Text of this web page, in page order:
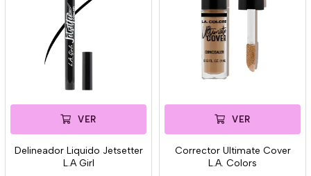
VER
Delineador Liquido Jetsetter
L.A Girl
VER
Corrector Ultimate Cover
L.A. Colors